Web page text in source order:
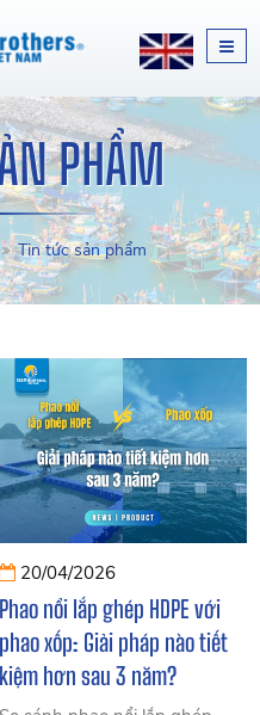
PHẨM
Tin tức sản phẩm
20/04/2026
Phao nổi lắp ghép HDPE với
phao xốp: Giải pháp nào tiết
kiệm hơn sau 3 năm?